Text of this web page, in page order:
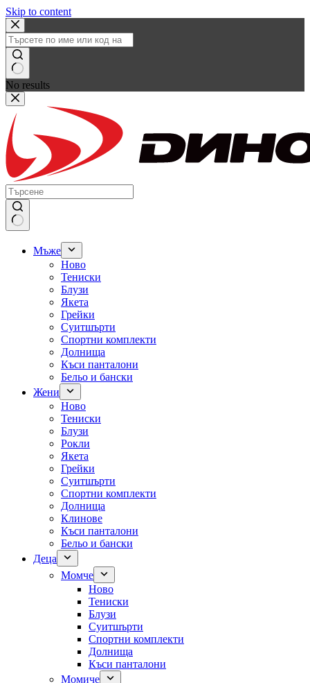
Skip to content
No results
Мъже
Ново
Тениски
Блузи
Якета
Грейки
Суитшърти
Спортни комплекти
Долнища
Къси панталони
Бельо и бански
Жени
Ново
Тениски
Блузи
Рокли
Якета
Грейки
Суитшърти
Спортни комплекти
Долнища
Клинове
Къси панталони
Бельо и бански
Деца
Момче
Ново
Тениски
Блузи
Суитшърти
Спортни комплекти
Долнища
Къси панталони
Момиче